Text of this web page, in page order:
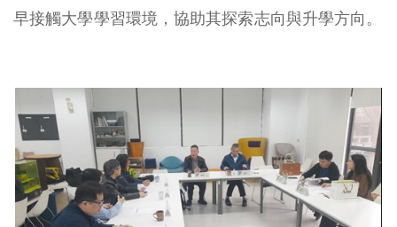
早接觸大學學習環境，協助其探索志向與升學方向。